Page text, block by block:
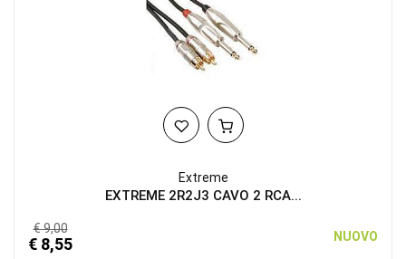
Extreme
EXTREME 2R2J3 CAVO 2 RCA...
€ 9,00
€ 8,55 NUOVO